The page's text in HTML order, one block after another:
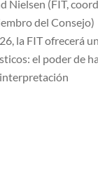
Nielsen (FIT,
del
la FIT ofrecerá
el poder de